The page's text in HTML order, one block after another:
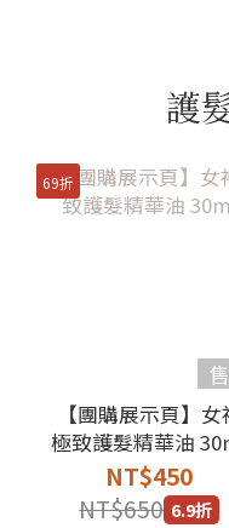
護
69折
【團購展示頁】女
極致護髮精華油
NT$450
NT$650 6.9折